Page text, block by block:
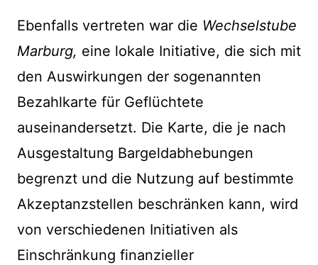
Ebenfalls vertreten war die Wechselstube
Marburg, eine lokale Initiative, die sich mit
den Auswirkungen der sogenannten
Bezahlkarte für Geflüchtete
auseinandersetzt. Die Karte, die je nach
Ausgestaltung Bargeldabhebungen
begrenzt und die Nutzung auf bestimmte
Akzeptanzstellen beschränken kann, wird
von verschiedenen Initiativen als
Einschränkung finanzieller